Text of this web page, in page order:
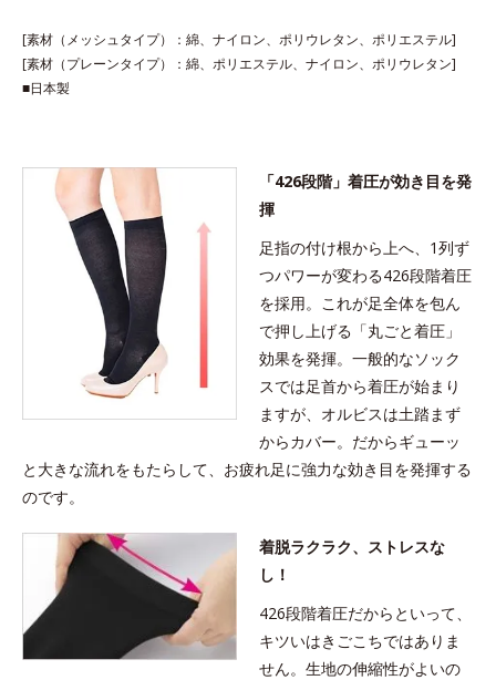
[素材（メッシュタイプ）：綿、ナイロン、ポリウレタン、ポリエステル]
[素材（プレーンタイプ）：綿、ポリエステル、ナイロン、ポリウレタン]
■日本製
「426段階」着圧が効き目を発
揮
足指の付け根から上へ、1列ず
つパワーが変わる426段階着圧
を採用。これが足全体を包ん
で押し上げる「丸ごと着圧」
効果を発揮。一般的なソック
スでは足首から着圧が始まり
ますが、オルビスは土踏まず
からカバー。だからギューッ
と大きな流れをもたらして、お疲れ足に強力な効き目を発揮する
のです。
着脱ラクラク、ストレスな
し！
426段階着圧だからといって、
キツいはきごこちではありま
せん。生地の伸縮性がよいの